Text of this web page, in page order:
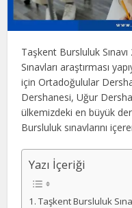
Taşkent Bursluluk
Sınavları araştırması
için Ortadoğulular
Dershanesi, Uğur
ülkemizdeki en büyük
Bursluluk sınavlarını
Yazı İçeriği
Taşkent Bursluluk